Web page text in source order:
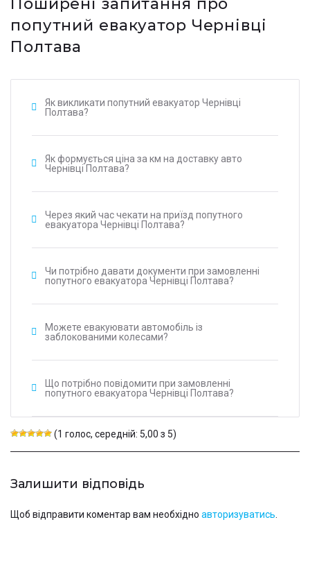
Поширені запитання про
попутний евакуатор Чернівці
Полтава
Як викликати попутний евакуатор Чернівці
Полтава?
Як формується ціна за км на доставку авто
Чернівці Полтава?
Через який час чекати на приїзд попутного
евакуатора Чернівці Полтава?
Чи потрібно давати документи при замовленні
попутного евакуатора Чернівці Полтава?
Можете евакуювати автомобіль із
заблокованими колесами?
Що потрібно повідомити при замовленні
попутного евакуатора Чернівці Полтава?
(1 голос, середній: 5,00 з 5)
Залишити відповідь
Щоб відправити коментар вам необхідно авторизуватись